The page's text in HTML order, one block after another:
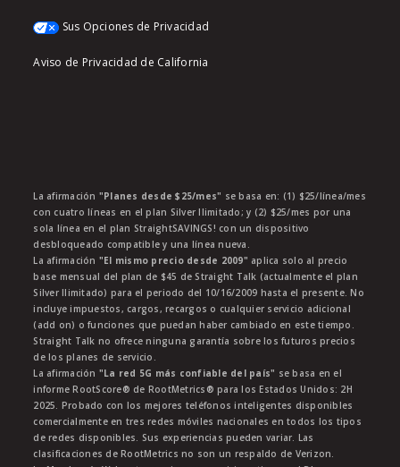
Sus Opciones de Privacidad
Aviso de Privacidad de California
La afirmación "Planes desde $25/mes" se basa en: (1) $25/línea/mes
con cuatro líneas en el plan Silver Ilimitado; y (2) $25/mes por una
sola línea en el plan StraightSAVINGS! con un dispositivo
desbloqueado compatible y una línea nueva.
La afirmación "El mismo precio desde 2009" aplica solo al precio
base mensual del plan de $45 de Straight Talk (actualmente el plan
Silver Ilimitado) para el periodo del 10/16/2009 hasta el presente. No
incluye impuestos, cargos, recargos o cualquier servicio adicional
(add on) o funciones que puedan haber cambiado en este tiempo.
Straight Talk no ofrece ninguna garantía sobre los futuros precios
de los planes de servicio.
La afirmación "La red 5G más confiable del país" se basa en el
informe RootScore® de RootMetrics® para los Estados Unidos: 2H
2025. Probado con los mejores teléfonos inteligentes disponibles
comercialmente en tres redes móviles nacionales en todos los tipos
de redes disponibles. Sus experiencias pueden variar. Las
clasificaciones de RootMetrics no son un respaldo de Verizon.